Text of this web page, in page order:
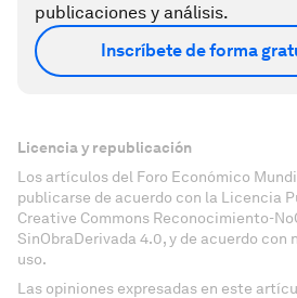
publicaciones y análisis.
Inscríbete de forma
Licencia y republicación
Los artículos del Foro Económico
publicarse de acuerdo con la Licencia
Creative Commons Reconocimiento-
SinObraDerivada 4.0, y de acuerdo con
uso.
Las opiniones expresadas en este